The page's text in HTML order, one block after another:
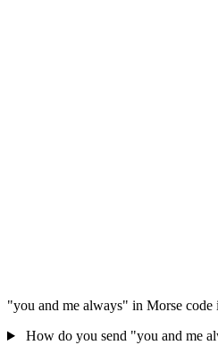
"you and me always" in Morse code
How do you send "you and me